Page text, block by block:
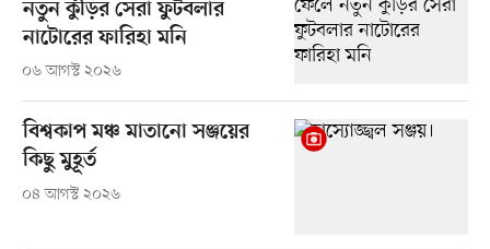
নতুন কুঁড়ির সেরা ফুটবলার
নাটোরের ফারিহা মনি
০৬ আগস্ট ২০২৬
বিশ্বকাপ মঞ্চ মাতানো সঞ্জয়ের
কিছু মুহূর্ত
০৪ আগস্ট ২০২৬